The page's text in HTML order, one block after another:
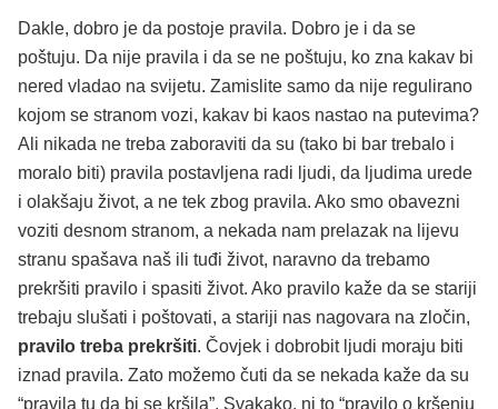
Dakle, dobro je da postoje pravila. Dobro je i da se
poštuju. Da nije pravila i da se ne poštuju, ko zna kakav bi
nered vladao na svijetu. Zamislite samo da nije regulirano
kojom se stranom vozi, kakav bi kaos nastao na putevima?
Ali nikada ne treba zaboraviti da su (tako bi bar trebalo i
moralo biti) pravila postavljena radi ljudi, da ljudima urede
i olakšaju život, a ne tek zbog pravila. Ako smo obavezni
voziti desnom stranom, a nekada nam prelazak na lijevu
stranu spašava naš ili tuđi život, naravno da trebamo
prekršiti pravilo i spasiti život. Ako pravilo kaže da se stariji
trebaju slušati i poštovati, a stariji nas nagovara na zločin,
pravilo treba prekršiti. Čovjek i dobrobit ljudi moraju biti
iznad pravila. Zato možemo čuti da se nekada kaže da su
“pravila tu da bi se kršila”. Svakako, ni to “pravilo o kršenju